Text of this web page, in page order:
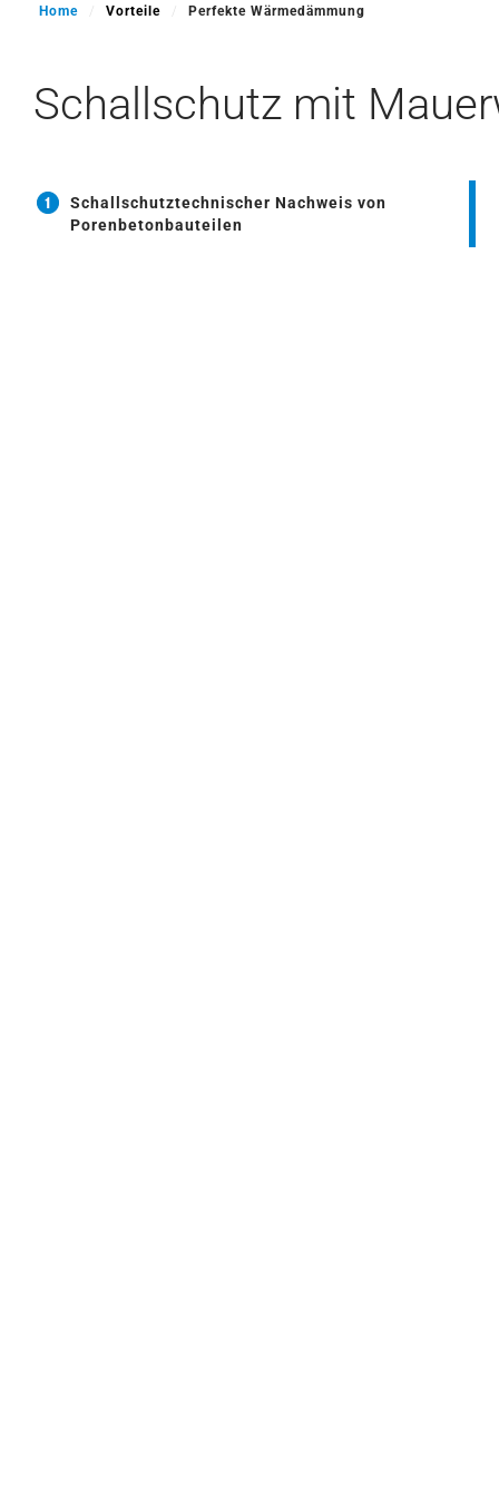
Home Vorteile Perfekte Wärmedämmung
Schallschutz mit
Schallschutztechnischer Nachweis von
Porenbetonbauteilen